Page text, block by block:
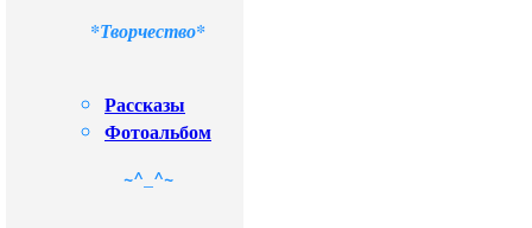
*Творчество*
Рассказы
Фотоальбом
~^_^~